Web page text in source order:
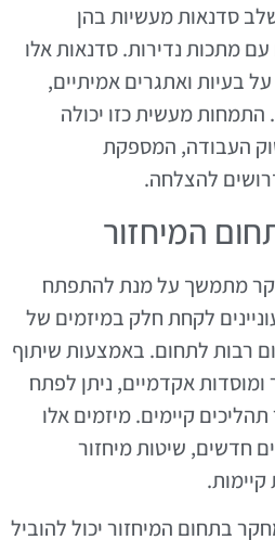
סדנאות מעשיות בהן
עם מתכות נדירות. סדנאות אלו
בעיות ואתגרים אמיתיים,
התמחות מעשית כזו יכולה
העבודה, המספקת
להצלחה.
המיחזור
מתמשך על מנת להתפתח
לקחת חלק במיזמים של
רבות לתחום. באמצעות שיתוף
אקדמיים, ניתן לפתח
קיימים. מיזמים אלו
חדשים, שיטות מיחזור
קיימות.
בתחום המיחזור יכול להוביל